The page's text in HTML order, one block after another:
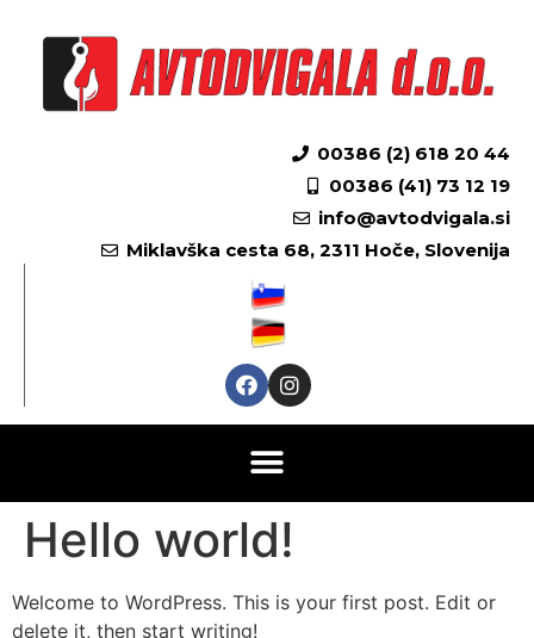
00386 (2) 618 20 44
00386 (41) 73 12 19
info@avtodvigala.si
Miklavška cesta 68, 2311 Hoče, Slovenija
Hello world!
Welcome to WordPress. This is your first post. Edit or
delete it, then start writing!